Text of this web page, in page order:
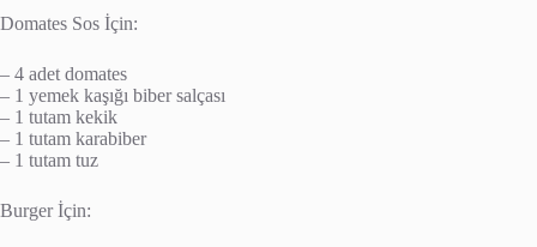
Domates Sos İçin:
– 4 adet domates
– 1 yemek kaşığı biber salçası
– 1 tutam kekik
– 1 tutam karabiber
– 1 tutam tuz
Burger İçin: